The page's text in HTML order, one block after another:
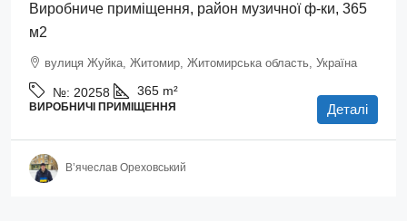
Виробниче приміщення, район музичної ф-ки, 365
м2
вулиця Жуйка, Житомир, Житомирська область, Україна
№: 20258 365 m²
ВИРОБНИЧІ ПРИМІЩЕННЯ Деталі
В’ячеслав Ореховський